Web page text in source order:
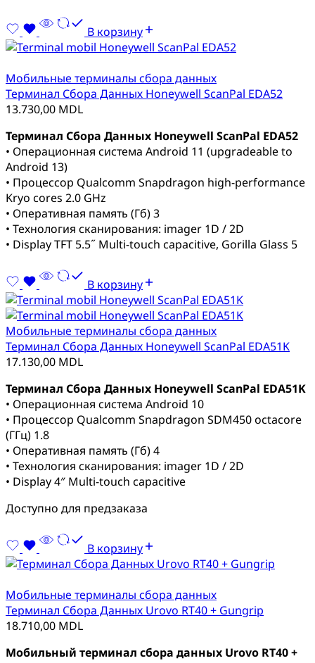
В корзину
Мобильные терминалы сбора данных
Терминал Сбора Данных Honeywell ScanPal EDA52
13.730,00 MDL
Терминал Сбора Данных Honeywell ScanPal EDA52
• Операционная система Android 11 (upgradeable to
Android 13)
• Процессор Qualcomm Snapdragon high-performance
Kryo cores 2.0 GHz
• Оперативная память (Гб) 3
• Технология сканирования: imager 1D / 2D
• Display TFT 5.5˝ Multi-touch capacitive, Gorilla Glass 5
В корзину
Мобильные терминалы сбора данных
Терминал Сбора Данных Honeywell ScanPal EDA51K
17.130,00 MDL
Терминал Сбора Данных Honeywell ScanPal EDA51K
• Операционная система Android 10
• Процессор Qualcomm Snapdragon SDM450 octacore
(ГГц) 1.8
• Оперативная память (Гб) 4
• Технология сканирования: imager 1D / 2D
• Display 4″ Multi-touch capacitive
Доступно для предзаказа
В корзину
Мобильные терминалы сбора данных
Терминал Сбора Данных Urovo RT40 + Gungrip
18.710,00 MDL
Мобильный терминал сбора данных Urovo RT40 +